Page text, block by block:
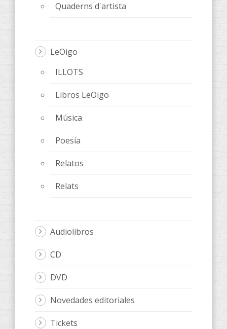
Quaderns d'artista
LeOigo
ILLOTS
Libros LeOigo
Música
Poesía
Relatos
Relats
Audiolibros
CD
DVD
Novedades editoriales
Tickets